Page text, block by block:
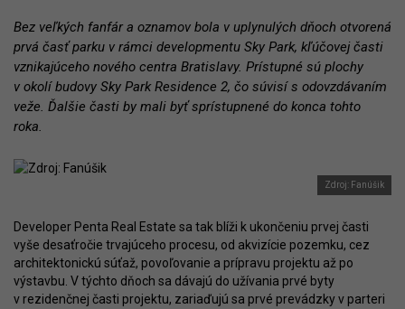
Bez veľkých fanfár a oznamov bola v uplynulých dňoch otvorená
prvá časť parku v rámci developmentu Sky Park, kľúčovej časti
vznikajúceho nového centra Bratislavy. Prístupné sú plochy
v okolí budovy Sky Park Residence 2, čo súvisí s odovzdávaním
veže. Ďalšie časti by mali byť sprístupnené do konca tohto
roka.
Zdroj: Fanúšik
Developer Penta Real Estate sa tak blíži k ukončeniu prvej časti
vyše desaťročie trvajúceho procesu, od akvizície pozemku, cez
architektonickú súťaž, povoľovanie a prípravu projektu až po
výstavbu. V týchto dňoch sa dávajú do užívania prvé byty
v rezidenčnej časti projektu, zariaďujú sa prvé prevádzky v parteri